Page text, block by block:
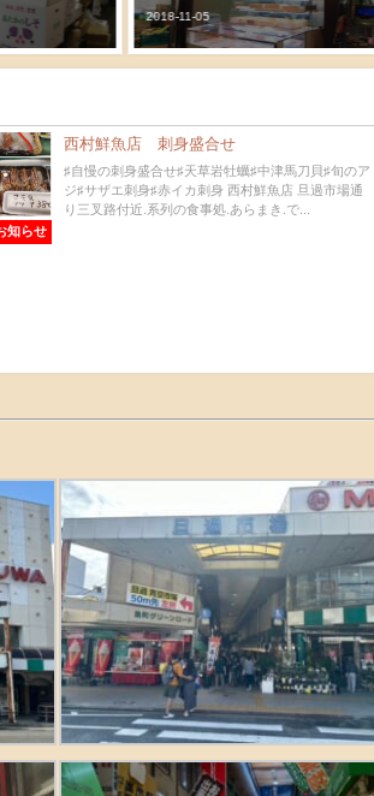
2016-04-15
知らせ
西村鮮魚店 刺身盛合せ
♯自慢の刺身盛合せ♯天草岩牡蠣♯中津馬刀貝♯旬のア
ジ♯サザエ刺身♯赤イカ刺身 西村鮮魚店 旦過市場通
り三叉路付近.系列の食事処.あらまき.で...